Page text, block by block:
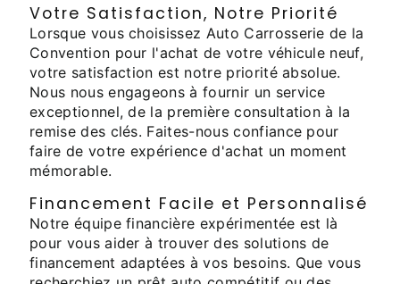
Votre Satisfaction, Notre Priorité
Lorsque vous choisissez Auto Carrosserie de la
Convention pour l'achat de votre véhicule neuf,
votre satisfaction est notre priorité absolue.
Nous nous engageons à fournir un service
exceptionnel, de la première consultation à la
remise des clés. Faites-nous confiance pour
faire de votre expérience d'achat un moment
mémorable.
Financement Facile et Personnalisé
Notre équipe financière expérimentée est là
pour vous aider à trouver des solutions de
financement adaptées à vos besoins. Que vous